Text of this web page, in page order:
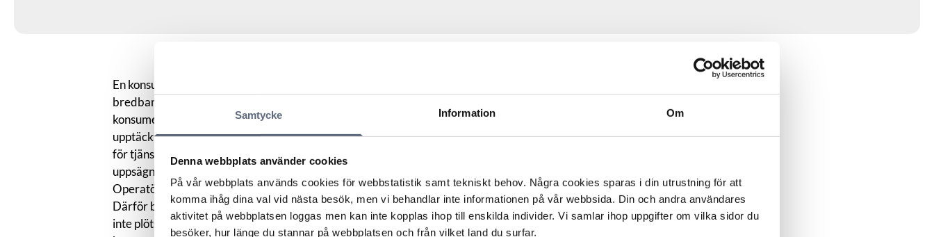
Samtycke Information Om
Denna webbplats använder cookies
På vår webbplats används cookies för webbstatistik samt tekniskt behov. Några cookies sparas i din utrustning för att
komma ihåg dina val vid nästa besök, men vi behandlar inte informationen på vår webbsida. Din och andra användares
aktivitet på webbplatsen loggas men kan inte kopplas ihop till enskilda individer. Vi samlar ihop uppgifter om vilka sidor du
besöker, hur länge du stannar på webbplatsen och från vilket land du surfar.
En konsument hade tv och mobilt bredband från samma operatör. Konsumenten ville avsluta
bredbandet och meddelade det till operatören skriftligt. Operatören ställde då en fråga till
konsumenten vilket konsumenten inte märkte eller svarade på. Ungefär åtta månader senare
upptäckte konsumenten att uppsägningen inte gått igenom och att operatören fortsatt ta betalt
för tjänsten. I ARN krävde konsumenten att få tillbaka vad hon betalat för tjänsten sedan
uppsägningen.
Operatören motsatte sig kravet och uppgav att tv-tjänsten inte fungerar utan bredbandet.
Därför bad operatören konsumenten bekräfta om hon ändå ville avsluta bredbandet, så att hon
inte plötsligt stod utan tv-tjänsten som hon inte sagt upp. Operatören uppgav även att